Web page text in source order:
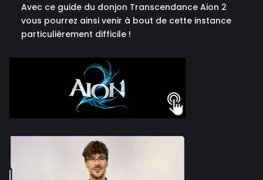
Avec ce guide du donjon Transcendance Aion 2
vous pourrez ainsi venir à bout de cette instance
particulièrement difficile !